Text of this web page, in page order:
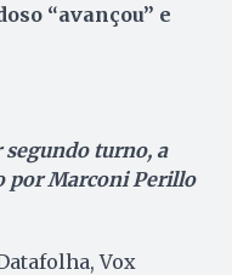
“avançou” e
segundo turno, a
por Marconi Perillo
Vox